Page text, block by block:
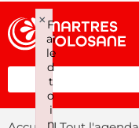
F
ai
le
d
t
o
i
n
×